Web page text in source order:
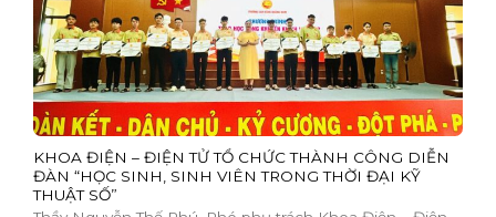
KHOA ĐIỆN – ĐIỆN TỬ TỔ CHỨC THÀNH CÔNG DIỄN
ĐÀN “HỌC SINH, SINH VIÊN TRONG THỜI ĐẠI KỸ
THUẬT SỐ”